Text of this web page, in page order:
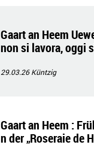
Gaart an Heem
non si lavora, oggi
29.03.26Küntzig
Gaart an Heem :
n der „Roseraie de